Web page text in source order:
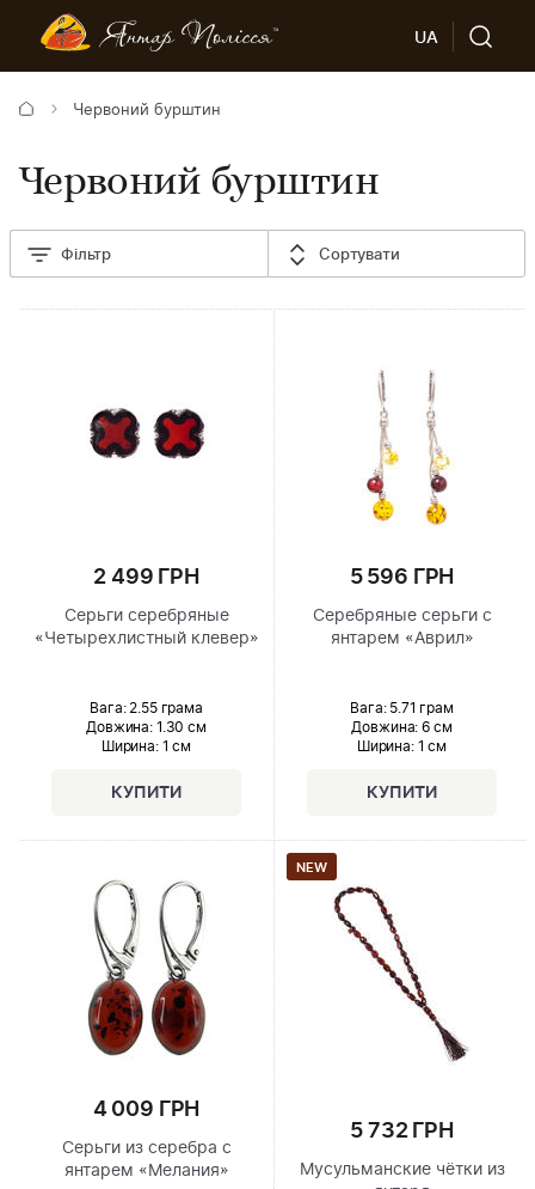
UA
Червоний бурштин
Червоний бурштин
Фільтр Сортувати
2 499 ГРН
Серьги серебряные
«Четырехлистный клевер»
Вага: 2.55 грама
Довжина: 1.30 см
Ширина: 1 см
5 596 ГРН
Серебряные серьги с
янтарем «Аврил»
Вага: 5.71 грам
Довжина: 6 см
Ширина: 1 см
4 009 ГРН
Серьги из серебра с
янтарем «Мелания»
NEW
5 732 ГРН
Мусульманские чётки из